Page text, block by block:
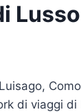
Lusso
di viaggi di